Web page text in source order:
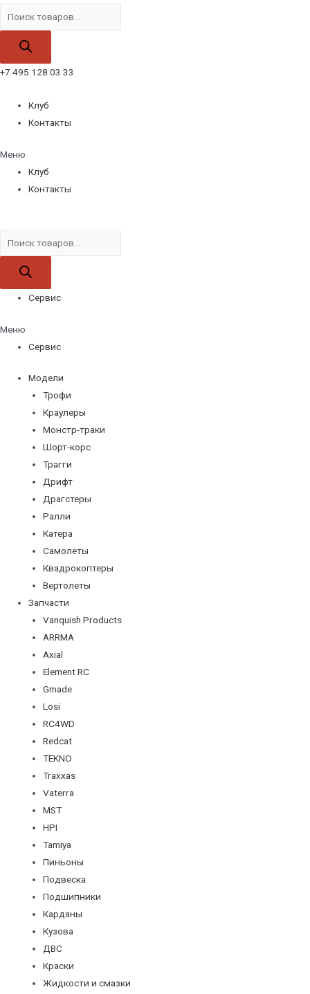
товаров
+7 495 128 03 33
Клуб
Контакты
Меню
Клуб
Контакты
товаров
Сервис
Меню
Сервис
Модели
Трофи
Краулеры
Монстр-траки
Шорт-корс
Трагги
Дрифт
Драгстеры
Ралли
Катера
Самолеты
Квадрокоптеры
Вертолеты
Запчасти
Vanquish Products
ARRMA
Axial
Element RC
Gmade
Losi
RC4WD
Redcat
TEKNO
Traxxas
Vaterra
MST
HPI
Tamiya
Пиньоны
Подвеска
Подшипники
Карданы
Кузова
ДВС
Краски
Жидкости и смазки